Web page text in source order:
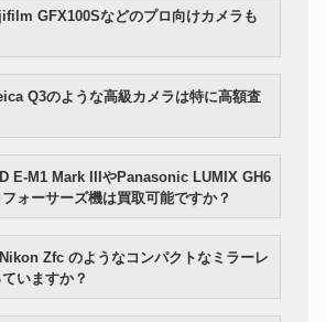
Panasonic パナソニック LUMIX
LX100II DC-LX100M2
38,500円
43,890円
NIKON Z7Ⅱ 108,500円
Leica ライカ M6 レンジファイ
ンダーカメラ ボディのみ
Canon キヤノン RF 24-105mm
F4 L IS USM
SONY ソニー α7IV ILCE-7M4 122,000円
ォーサーズ機は買取可能ですか？
いますか？